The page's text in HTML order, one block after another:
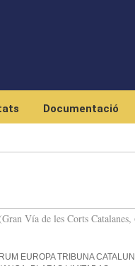
Documentació
Vía de les Corts
EUROPA TRIBUNA